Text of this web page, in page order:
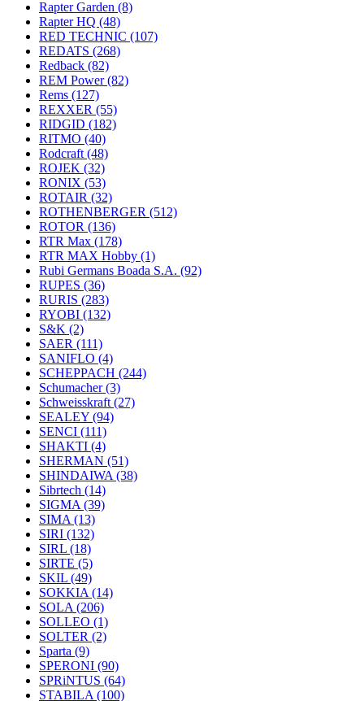
Rapter Garden (8)
Rapter HQ (48)
RED TECHNIC (107)
REDATS (268)
Redback (82)
REM Power(82)
Rems (127)
REXXER (55)
RIDGID (182)
RITMO (40)
Rodcraft (48)
ROJEK (32)
RONIX (53)
ROTAIR (32)
ROTHENBERGER (512)
ROTOR (136)
RTR Max (178)
RTR MAX Hobby (1)
Rubi Germans Boada S.A. (92)
RUPES (36)
RURIS (283)
RYOBI (132)
S&K (2)
SAER (111)
SANIFLO (4)
SCHEPPACH (244)
Schumacher(3)
Schweisskraft (27)
SEALEY (94)
SENCI (111)
SHAKTI (4)
SHERMAN (51)
SHINDAIWA (38)
Sibrtech (14)
SIGMA (39)
SIMA (13)
SIRI (132)
SIRL (18)
SIRTE (5)
SKIL (49)
SOKKIA (14)
SOLA (206)
SOLLEO (1)
SOLTER (2)
Sparta (9)
SPERONI (90)
SPRiNTUS (64)
STABILA (100)